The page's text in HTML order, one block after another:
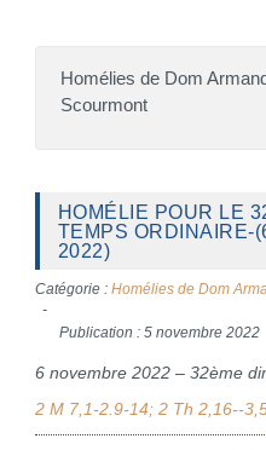
Homélies de Dom
Scourmont
HOMÉLIE POUR LE
TEMPS ORDINAIRE-
2022)
Catégorie : Homélies de Dom
Publication : 5 novembre 2022
6 novembre 2022 – 32ème
2 M 7,1-2.9-14; 2 Th 2,16--